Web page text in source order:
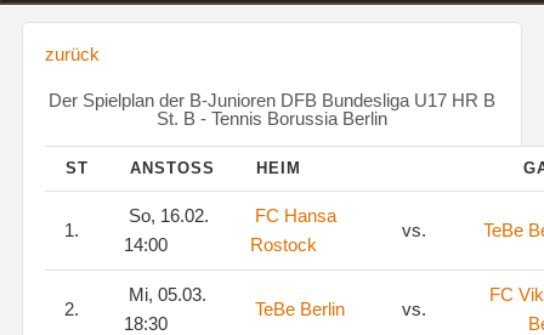
zurück
Der Spielplan der B-Junioren DFB Bundesliga U17 HR B
St. B - Tennis Borussia Berlin
ST ANSTOSS HEIM
1.
So, 16.02.
14:00
FC Hansa
Rostock
vs. TeBe
2.
Mi, 05.03.
18:30
TeBe Berlin vs.
FC